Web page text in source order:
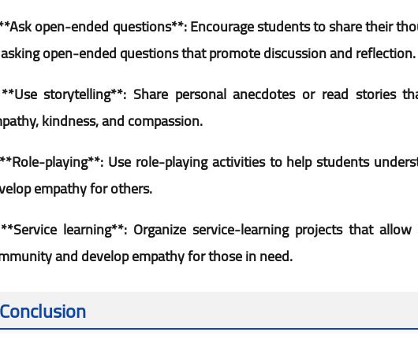
open-ended questions**: Encourage students to share their
open-ended questions that promote discussion and reflection.
storytelling**: Share personal anecdotes or read stories
kindness, and compassion.
playing**: Use role-playing activities to help students
empathy for others.
learning**: Organize service-learning projects that
and develop empathy for those in need.
Conclusion